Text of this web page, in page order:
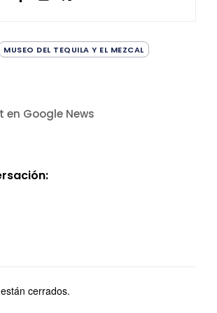
MUSEO DEL TEQUILA Y EL MEZCAL
en Google News
cerrados.